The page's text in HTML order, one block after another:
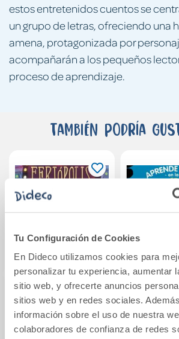
Tu Configuración de Cookies
En Dideco utilizamos cookies para
personalizar tu experiencia, aumentar
sitio web, y ofrecerte anuncios
sitios web y en redes sociales.
información sobre el uso de nuestra
colaboradores de confianza de redes
estos entretenidos cuentos se
un grupo de letras, ofreciendo una
amena, protagonizada por
acompañarán a los pequeños
proceso de aprendizaje.
También podría
Feriópolis
Aprender
la